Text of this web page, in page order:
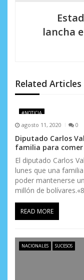
n
d
e
e
n
t
r
a
d
a
lancha
Related Articles
#NOTICIA
agosto 11, 2020 0
Diputado Carlos
familia para comer
El diputado Carlos
lunes que una
poder mantenerse
millón de
READ MORE
NACIONALES SUCESOS